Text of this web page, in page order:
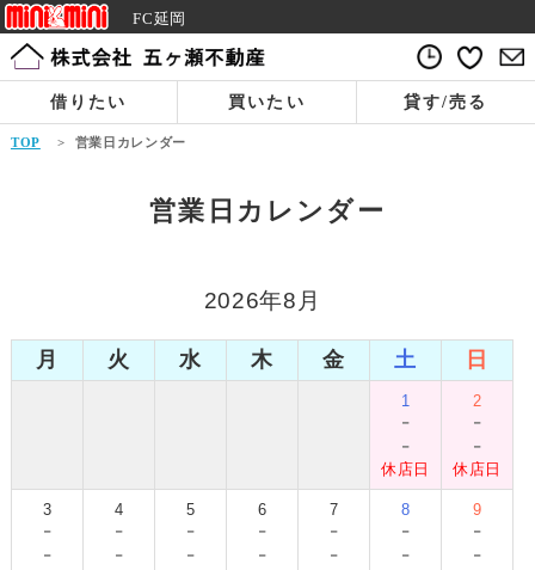
FC延岡
借りたい 買いたい 貸す/売る
TOP > 営業日カレンダー
営業日カレンダー
2026年8月
月 火 水 木 金 土 日
1
-
-
休店日
2
-
-
休店日
3
-
-
4
-
-
5
-
-
6
-
-
7
-
-
8
-
-
9
-
-